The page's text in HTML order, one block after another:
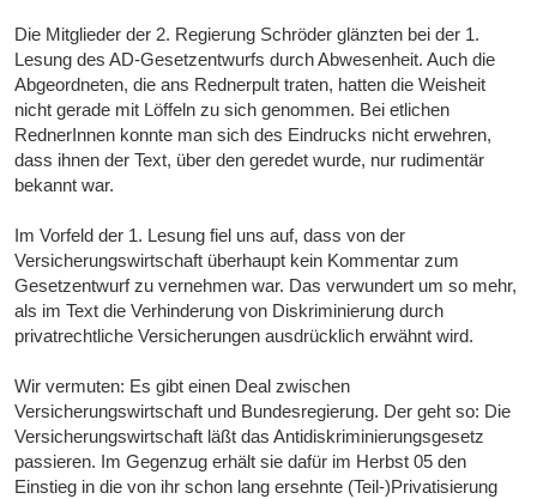
Die Mitglieder der 2. Regierung Schröder glänzten bei der 1.
Lesung des AD-Gesetzentwurfs durch Abwesenheit. Auch die
Abgeordneten, die ans Rednerpult traten, hatten die Weisheit
nicht gerade mit Löffeln zu sich genommen. Bei etlichen
RednerInnen konnte man sich des Eindrucks nicht erwehren,
dass ihnen der Text, über den geredet wurde, nur rudimentär
bekannt war.
Im Vorfeld der 1. Lesung fiel uns auf, dass von der
Versicherungswirtschaft überhaupt kein Kommentar zum
Gesetzentwurf zu vernehmen war. Das verwundert um so mehr,
als im Text die Verhinderung von Diskriminierung durch
privatrechtliche Versicherungen ausdrücklich erwähnt wird.
Wir vermuten: Es gibt einen Deal zwischen
Versicherungswirtschaft und Bundesregierung. Der geht so: Die
Versicherungswirtschaft läßt das Antidiskriminierungsgesetz
passieren. Im Gegenzug erhält sie dafür im Herbst 05 den
Einstieg in die von ihr schon lang ersehnte (Teil-)Privatisierung